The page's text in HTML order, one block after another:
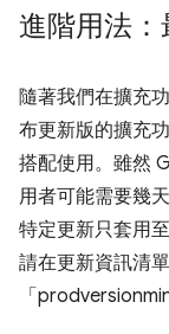
進階用法
隨著我們在擴充
布更新版的擴充
搭配使用。雖然
用者可能需要幾
特定更新只套用
請在更新資訊清
「